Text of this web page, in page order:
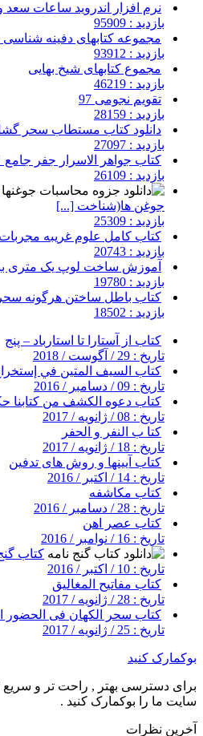
نرم افزار اندروید ساعات
بازدید : 95909
مجموعه کتابهای دفینه شناسی
بازدید : 93912
مجموع کتابهای شیخ بهایی
بازدید : 46219
تقویم نجومی 97
بازدید : 28159
دانلود کتاب مستطاب سحر
بازدید : 27097
کتاب جواهر الاسرار جفر جامع ۱و۲
بازدید : 26109
جوغن ها(شناخت [...]
بازدید : 25309
کتاب کامل علوم غریبه مجربات
بازدید : 20743
آموزش ساخت لوپ یک متری
بازدید : 19780
کتاب باطل ساختن هرگونه
بازدید : 18502
کتاب از آستارا تا استارباد – پنج
تاریخ : 29 / آگوست / 2018
کتاب السيف المتين في
تاریخ : 09 / دسامبر / 2016
کتاب دعوه الکشف من کتابنا
تاریخ : 08 / ژانویه / 2017
کتا ب النفر و الحفر
تاریخ : 18 / ژانویه / 2017
کتاب آیینها و روش های تدفین
تاریخ : 14 / اکتبر / 2016
کتاب مکاشفه
تاریخ : 28 / دسامبر / 2016
کتاب عصر اهن
تاریخ : 16 / نوامبر / 2016
کتاب
تاریخ : 10 / اکتبر / 2016
کتاب مفاتیح المغالیق
تاریخ : 28 / ژانویه / 2017
کتاب سحر الکهان فی الحضور
تاریخ : 25 / ژانویه / 2017
بوکمارک کنید
برای دسترسی بهتر , راحت تر و سریع
سایت ما را بوکمارک کنید .
آخرین نظرات